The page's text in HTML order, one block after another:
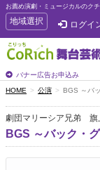
お薦め演劇・ミュージカルのク
T
o
g
g
e
n
a
v
i
g
地域選択 ログイ
バナー広告お申込み
HOME 公演 BGS ～バ
劇団マリーシア兄弟 旗
BGS ～バック・